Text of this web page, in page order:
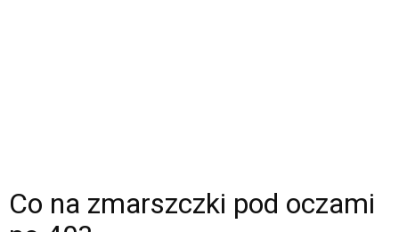
Co na zmarszczki pod oczami